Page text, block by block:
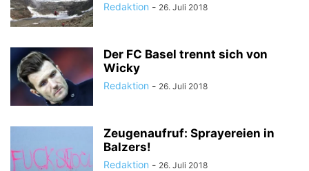
Redaktion - 26. Juli 2018
Der FC Basel trennt sich von
Wicky
Redaktion - 26. Juli 2018
Zeugenaufruf: Sprayereien in
Balzers!
Redaktion - 26. Juli 2018